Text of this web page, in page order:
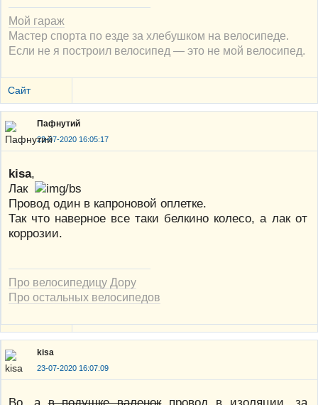
Мой гараж
Мастер спорта по езде за хлебушком на велосипеде.
Если не я построил велосипед — это не мой велосипед.
Сайт
Пафнутий
23-07-2020 16:05:17
kisa,
Лак
Провод один в капроновой оплетке.
Так что наверное все таки белкино колесо, а лак от
коррозии.
Про велосипедицу Дору
Про остальных велосипедов
kisa
23-07-2020 16:07:09